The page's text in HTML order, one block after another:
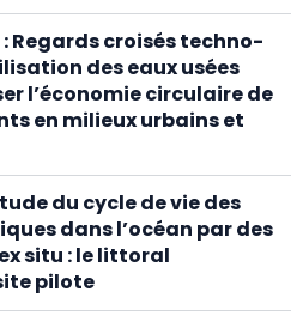
Regards croisés techno-
des eaux usées
l’économie circulaire de
en milieux urbains et
du cycle de vie des
dans l’océan par des
situ : le littoral
pilote